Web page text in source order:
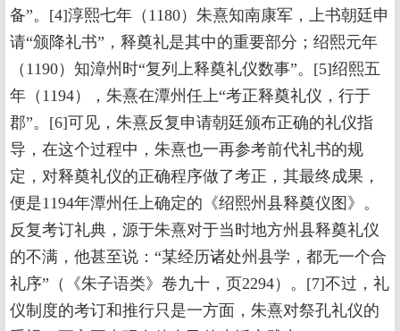
备”。[4]淳熙七年（1180）朱熹知南康军，上书朝廷申
请“颁降礼书”，释奠礼是其中的重要部分；绍熙元年
（1190）知漳州时“复列上释奠礼仪数事”。[5]绍熙五
年（1194），朱熹在潭州任上“考正释奠礼仪，行于
郡”。[6]可见，朱熹反复申请朝廷颁布正确的礼仪指
导，在这个过程中，朱熹也一再参考前代礼书的规
定，对释奠礼仪的正确程序做了考正，其最终成果，
便是1194年潭州任上确定的《绍熙州县释奠仪图》。
反复考订礼典，源于朱熹对于当时地方州县释奠礼仪
的不满，他甚至说：“某经历诸处州县学，都无一个合
礼序”（《朱子语类》卷九十，页2294）。[7]不过，礼
仪制度的考订和推行只是一方面，朱熹对祭孔礼仪的